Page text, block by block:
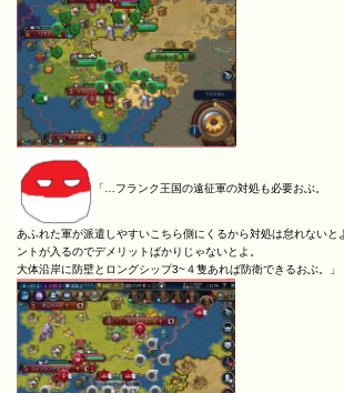
「…フランク王国の遠征軍の対処も必要おぶ。
あふれた軍が派遣しやすいこちら側にくるから対処は怠れないと
ントが入るのでデメリットばかりじゃないとよ。
大体沿岸に防壁とロングシップ3~４隻あれば防衛できるおぶ。」